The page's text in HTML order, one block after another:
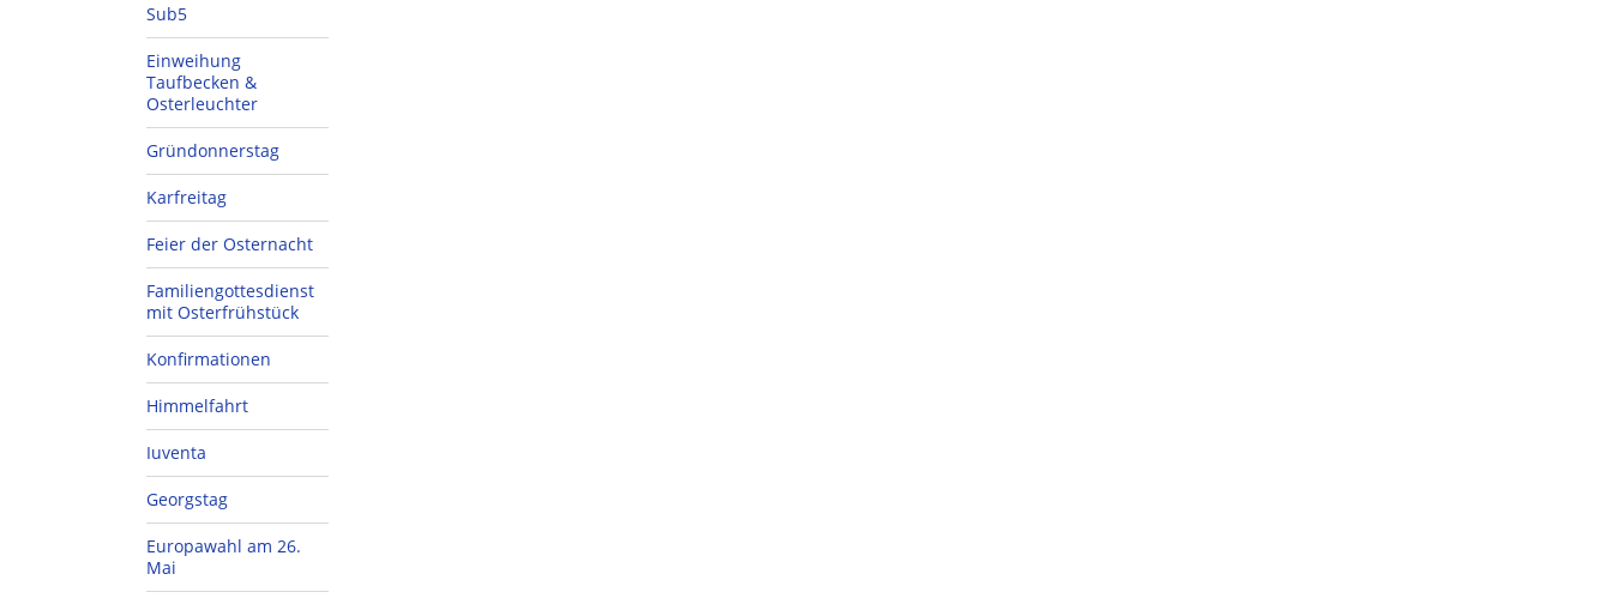
Sub5
Einweihung
Taufbecken &
Osterleuchter
Gründonnerstag
Karfreitag
Feier der Osternacht
Familiengottesdienst
mit Osterfrühstück
Konfirmationen
Himmelfahrt
Iuventa
Georgstag
Europawahl am 26.
Mai